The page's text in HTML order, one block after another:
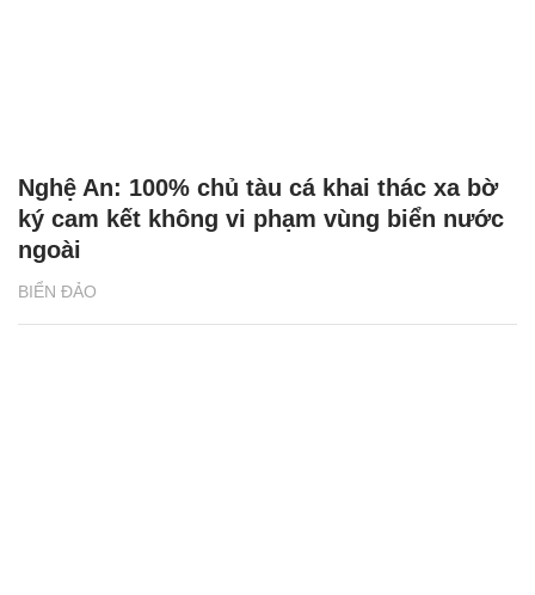
BIỂN ĐẢO
Nghệ An: 100% chủ tàu cá khai thác xa bờ
ký cam kết không vi phạm vùng biển nước
ngoài